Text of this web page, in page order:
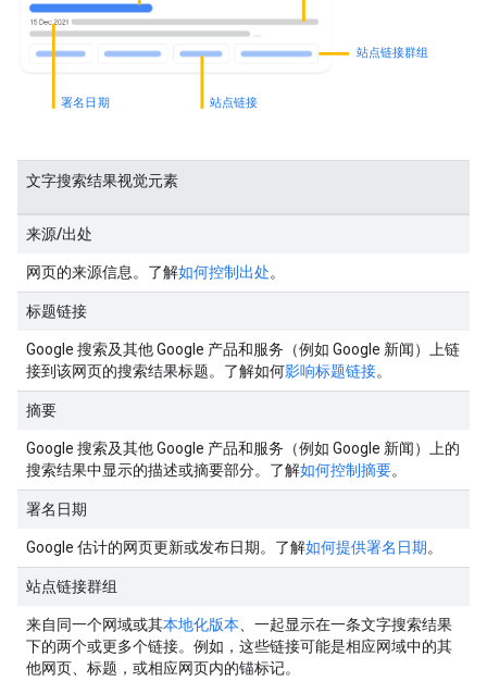
署名日期 站点链接
站点链接群组
文字搜索结果视觉元素
来源/出处
网页的来源信息。了解如何控制出处。
标题链接
Google 搜索及其他 Google 产品和服务（例如 Google 新闻）上链
接到该网页的搜索结果标题。了解如何影响标题链接。
摘要
Google 搜索及其他 Google 产品和服务（例如 Google 新闻）上的
搜索结果中显示的描述或摘要部分。了解如何控制摘要。
署名日期
Google 估计的网页更新或发布日期。了解如何提供署名日期。
站点链接群组
来自同一个网域或其本地化版本、一起显示在一条文字搜索结果
下的两个或更多个链接。例如，这些链接可能是相应网域中的其
他网页、标题，或相应网页内的锚标记。